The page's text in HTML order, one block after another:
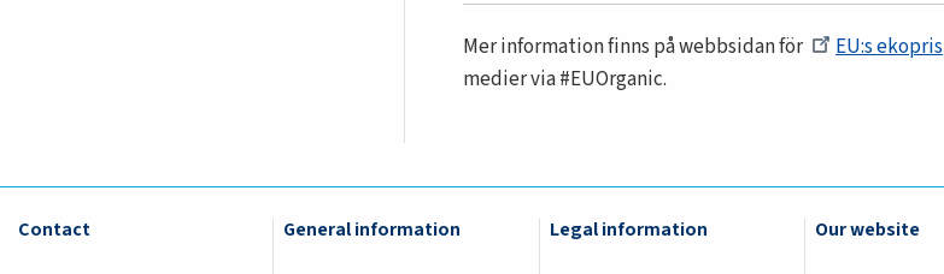
Mer information finns på webbsidan för EU:s ekopris
medier via #EUOrganic.
Contact General information Legal information Our website